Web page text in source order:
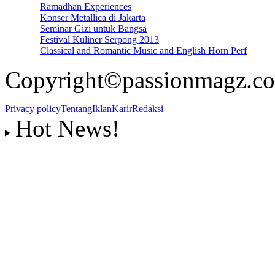
Ramadhan Experiences
Konser Metallica di Jakarta
Seminar Gizi untuk Bangsa
Festival Kuliner Serpong 2013
Classical and Romantic Music and English Horn Perf
Privacy policyTentangIklanKarirRedaksi
Hot News!